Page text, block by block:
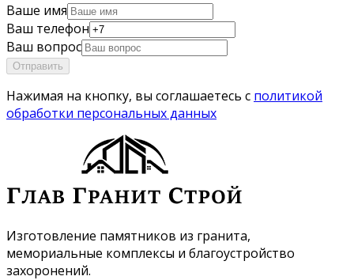
Ваше имя
Ваш телефон
Ваш вопрос
Отправить
Нажимая на кнопку, вы соглашаетесь с политикой
обработки персональных данных
Изготовление памятников из гранита,
мемориальные комплексы и благоустройство
захоронений.